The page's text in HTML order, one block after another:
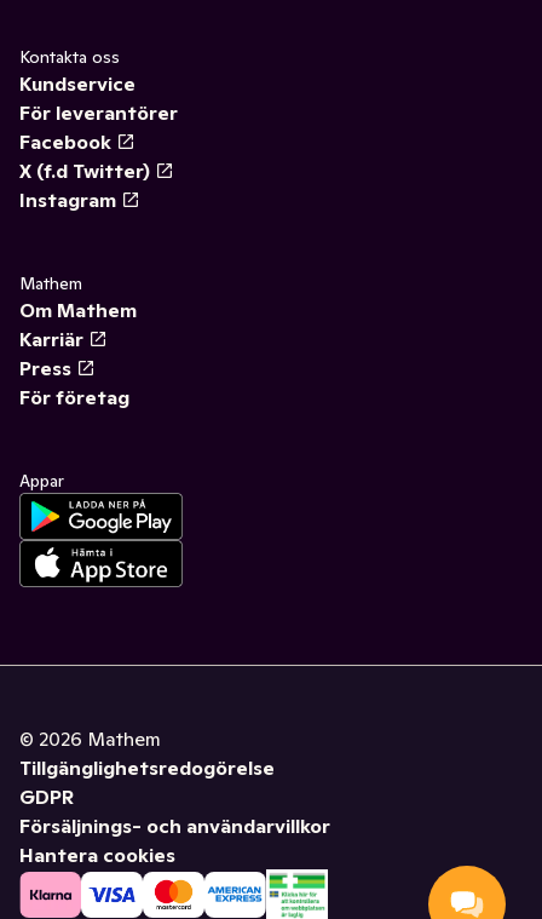
Kontakta oss
Kundservice
För leverantörer
Facebook
X (f.d Twitter)
Instagram
Mathem
Om Mathem
Karriär
Press
För företag
Appar
© 2026 Mathem
Tillgänglighetsredogörelse
GDPR
Försäljnings- och användarvillkor
Hantera cookies